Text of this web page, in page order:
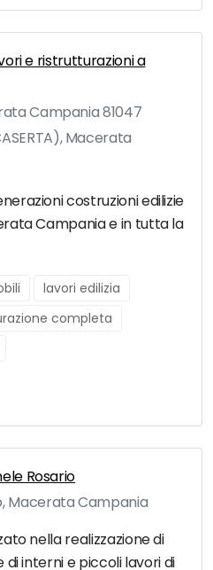
e ristrutturazioni a
Campania 81047
Macerata
costruzioni edilizie
Campania e in tutta la
lavori edilizia
completa
Rosario
Macerata Campania
nella realizzazione di
interni e piccoli lavori di